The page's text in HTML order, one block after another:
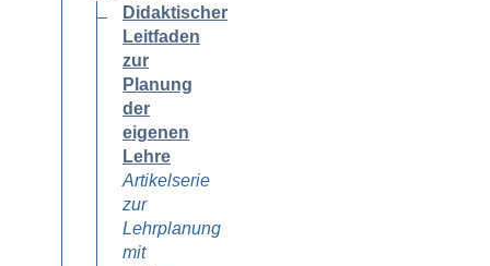
Didaktischer
Leitfaden
zur
Planung
der
eigenen
Lehre
Artikelserie
zur
Lehrplanung
mit